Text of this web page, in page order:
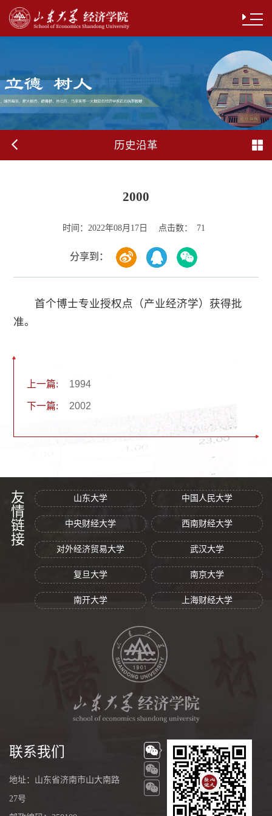
历史沿革
2000
时间： 2022年08月17日 点击数： 71
分享到：
首个博士专业授权点（产业经济学）获得批
准。
上一篇: ​1994
下一篇: 2002
友情链接 山东大学 中国人民大学
中央财经大学 西南财经大学
对外经济贸易大学 武汉大学
复旦大学 南京大学
南开大学 上海财经大学
联系我们
地址：山东省济南市山大南路
27号